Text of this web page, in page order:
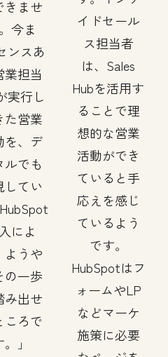
きませ
今ま
ンスあ
業担当
実行し
た営業
を、デ
ルでも
してい
によ
ようや
の一歩
み出せ
ころで
イドセール
ス担当者
は、Sales
Hubを活用す
ることで理
想的な営業
活動ができ
ていると手
応えを感じ
ているよう
です。
HubSpotはフ
ォームやLP
などマーケ
施策に必要